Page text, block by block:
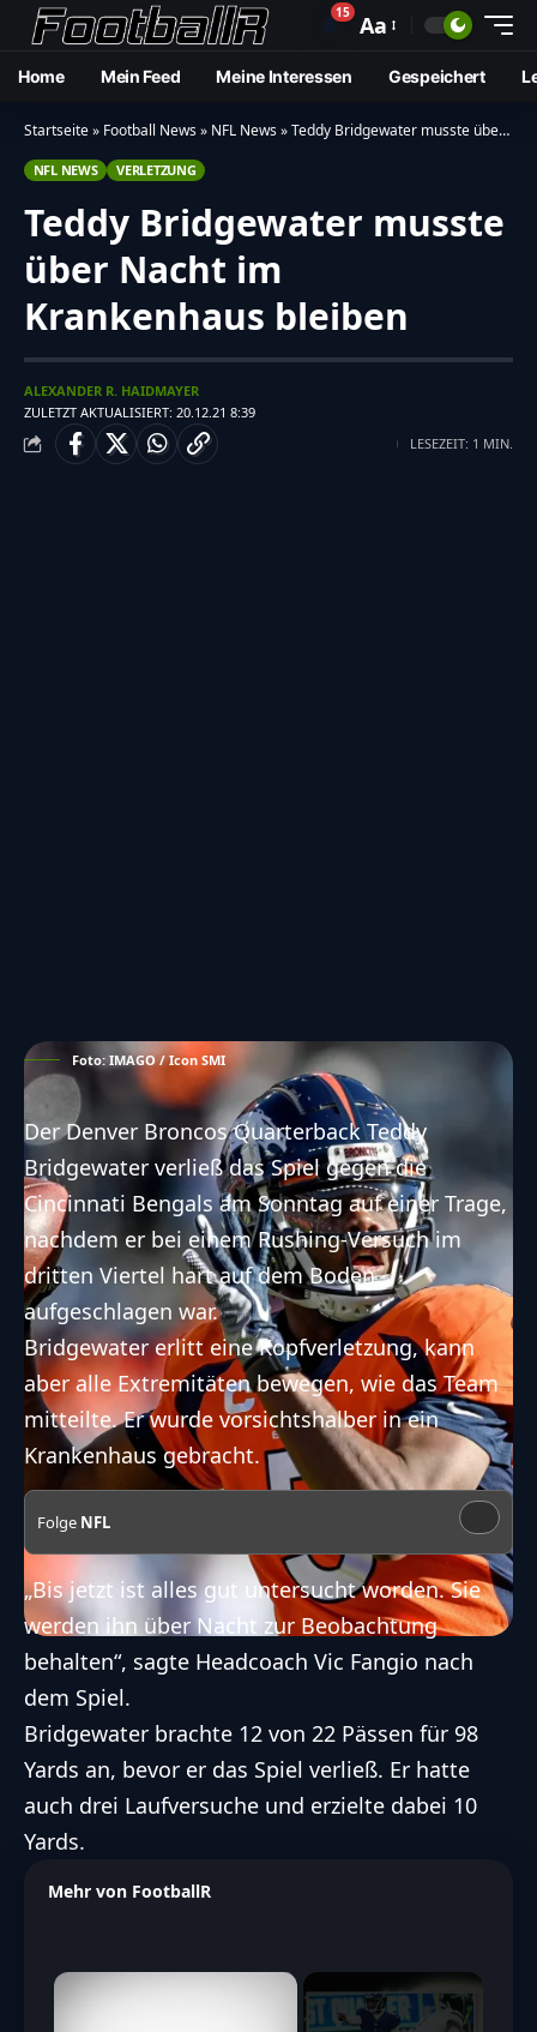
🔔15 Aa
Home Mein Feed Meine Interessen Gespeichert
Startseite» Football News» NFL News»Teddy Bridgewater musste über Nacht im Krankenhaus bleiben
NFL NEWS VERLETZUNG
Teddy Bridgewater musste
über Nacht im
Krankenhaus bleiben
ZULETZT AKTUALISIERT: 20.12.21 8:39
ALEXANDER R. HAIDMAYER
LESEZEIT: 1 MIN.
Foto: IMAGO / Icon SMI
Der Denver Broncos Quarterback Teddy
Bridgewater verließ das Spiel gegen die
Cincinnati Bengals am Sonntagauf einer Trage,
nachdem er bei einem Rushing-Versuch im
dritten Viertel hart auf dem Boden
aufgeschlagen war.
Bridgewater erlitt eine Kopfverletzung, kann
aber alle Extremitäten bewegen, wie das Team
mitteilte.Er wurde vorsichtshalber in ein
Krankenhaus gebracht.
Folge NFL
„Bis jetzt ist alles gut untersucht worden. Sie
werden ihn über Nacht zur Beobachtung
behalten“, sagte Headcoach Vic Fangio nach
dem Spiel.
Bridgewater brachte 12 von 22 Pässen für 98
Yards an, bevor er das Spiel verließ. Er hatte
auch drei Laufversuche und erzielte dabei 10
Yards.
Mehr von FootballR
×